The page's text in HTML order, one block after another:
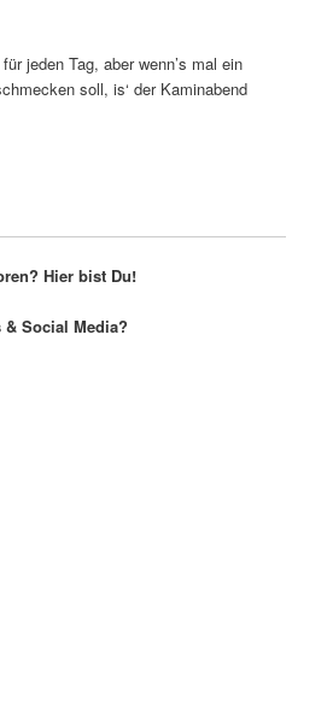
jeden Tag, aber wenn’s mal ein
soll, is‘ der Kaminabend
Hier bist Du!
& Social Media?